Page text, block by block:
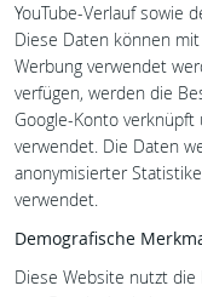
YouTube-Verlauf sowie
Diese Daten können
Werbung verwendet
verfügen, werden die
Google-Konto
verwendet. Die Daten
anonymisierter
verwendet.
Demografische
Diese Website nutzt die